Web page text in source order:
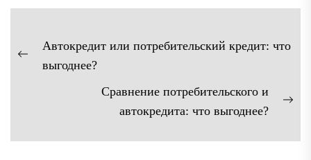
Навигация
поПредыдущая
Автокредит или потребительский кредит: что
выгоднее?
Сравнение потребительского и
автокредита: что выгоднее?